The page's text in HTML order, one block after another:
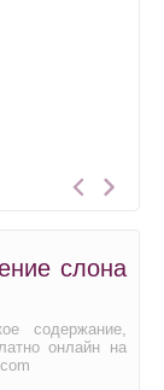
слона
содержание,
онлайн на